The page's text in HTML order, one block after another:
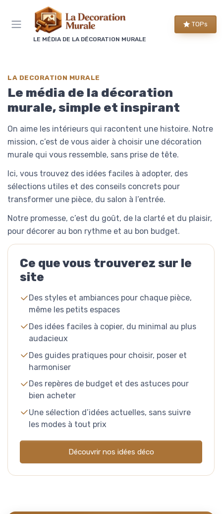
LE MÉDIA DE LA DÉCORATION MURALE
TOPs
LA DECORATION MURALE
Le média de la décoration
murale, simple et inspirant
On aime les intérieurs qui racontent une histoire. Notre
mission, c’est de vous aider à choisir une décoration
murale qui vous ressemble, sans prise de tête.
Ici, vous trouvez des idées faciles à adopter, des
sélections utiles et des conseils concrets pour
transformer une pièce, du salon à l’entrée.
Notre promesse, c’est du goût, de la clarté et du plaisir,
pour décorer au bon rythme et au bon budget.
Ce que vous trouverez sur le
site
Des styles et ambiances pour chaque pièce,
même les petits espaces
Des idées faciles à copier, du minimal au plus
audacieux
Des guides pratiques pour choisir, poser et
harmoniser
Des repères de budget et des astuces pour
bien acheter
Une sélection d’idées actuelles, sans suivre
les modes à tout prix
Découvrir nos idées déco
Panneau de gestion des cookies